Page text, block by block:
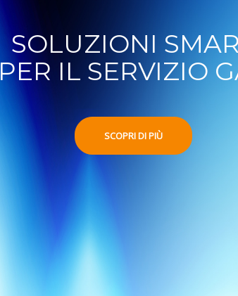
SOLUZIONI
PER IL SERVIZIO
SCOPRI DI PIÙ